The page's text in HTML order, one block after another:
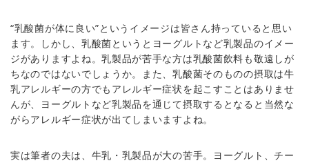
“乳酸菌が体に良い”というイメージは皆さん持っていると思い
ます。しかし、乳酸菌というとヨーグルトなど乳製品のイメー
ジがありますよね。乳製品が苦手な方は乳酸菌飲料も敬遠しが
ちなのではないでしょうか。また、乳酸菌そのものの摂取は牛
乳アレルギーの方でもアレルギー症状を起こすことはありませ
んが、ヨーグルトなど乳製品を通じて摂取するとなると当然な
がらアレルギー症状が出てしまいますよね。
実は筆者の夫は、牛乳・乳製品が大の苦手。ヨーグルト、チー